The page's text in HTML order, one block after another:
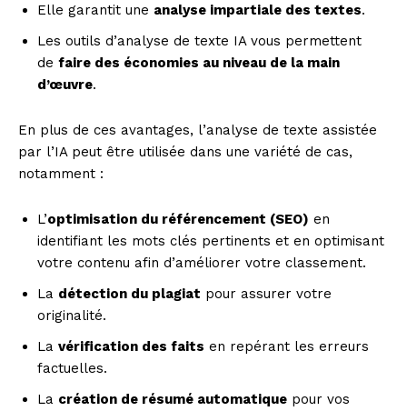
Elle garantit une analyse impartiale des textes.
Les outils d’analyse de texte IA vous permettent
de faire des économies au niveau de la main
d’œuvre.
En plus de ces avantages, l’analyse de texte assistée
par l’IA peut être utilisée dans une variété de cas,
notamment :
L’optimisation du référencement (SEO) en
identifiant les mots clés pertinents et en optimisant
votre contenu afin d’améliorer votre classement.
La détection du plagiat pour assurer votre
originalité.
La vérification des faits en repérant les erreurs
factuelles.
La création de résumé automatique pour vos